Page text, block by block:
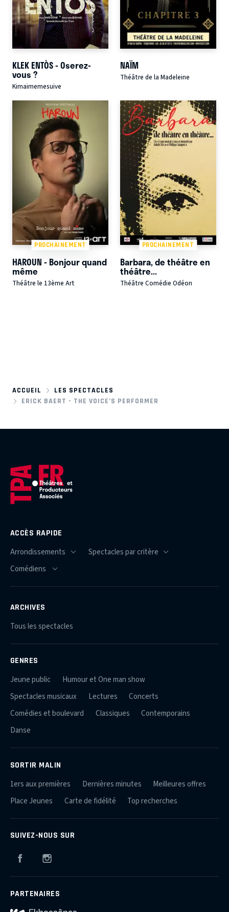
KLEK ENTÒS - Oserez-
vous ?
Kimaimemesuive
NAÏM
Théâtre de la Madeleine
PROCHAINEMENT
HAROUN - Bonjour quand
même
Théâtre le 13ème Art
PROCHAINEMENT
Barbara, de théâtre en
théâtre...
Théâtre Comédie Odéon
ACCUEIL
LES SPECTACLES
ERICK BAERT - THE VOICE’S PERFORMER
ACCÈS RAPIDE
ARCHIVES
Tous les spectacles
GENRES
Jeune public
Humour et One man show
Spectacles musicaux
Lectures
Concerts
Comédies et boulevard
Classiques
Contemporains
Danse
SORTIR MALIN
1ers aux premières Dernières minutes
Meilleures offres
Place Jeunes
Carte de fidélité Top recherches
SUIVEZ-NOUS SUR
Facebook
PARTENAIRES